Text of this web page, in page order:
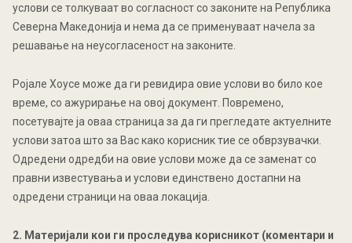
услови се толкуваат во согласност со законите на Република
Северна Македонија и нема да се применуваат начела за
решавање на неусогласеност на законите.
Ројалe Хоусе може да ги ревидира овие услови во било кое
време, со ажурирање на овој документ. Повремено,
посетувајте ја оваа страница за да ги прегледате актуелните
услови затоа што за Вас како корисник тие се обврзувачки.
Одредени одредби на овие услови може да се заменат со
правни известувања и услови единствено достапни на
одредени страници на оваа локација.
2. Материјали кои ги проследува корисникот (коментари и